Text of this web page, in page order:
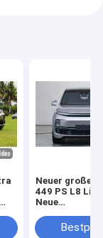
Neuer großer
449 PS L8
Neue